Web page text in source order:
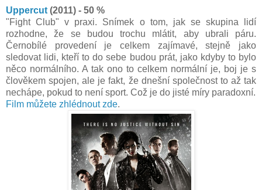
Uppercut (2011) - 50 %
"Fight Club" v praxi. Snímek o tom, jak se skupina lidí
rozhodne, že se budou trochu mlátit, aby ubrali páru.
Černobílé provedení je celkem zajímavé, stejně jako
sledovat lidi, kteří to do sebe budou prát, jako kdyby to bylo
něco normálního. A tak ono to celkem normální je, boj je s
člověkem spojen, ale je fakt, že dnešní společnost to až tak
nechápe, pokud to není sport. Což je do jisté míry paradoxní.
Film můžete zhlédnout zde.